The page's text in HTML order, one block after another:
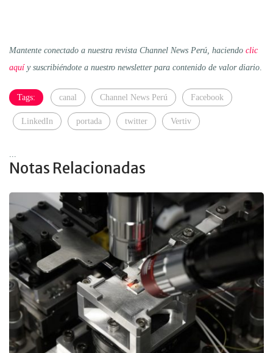
Mantente conectado a nuestra revista Channel News Perú, haciendo clic
aquíy suscribiéndote a nuestro newsletter para contenido de valor diario
Tags: canal Channel News Perú Facebook
LinkedIn portada twitter Vertiv
Notas Relacionadas